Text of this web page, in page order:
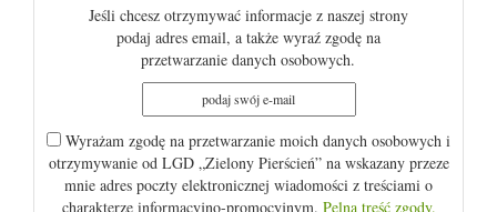
Jeśli chcesz otrzymywać informacje z naszej strony
podaj adres email, a także wyraź zgodę na
przetwarzanie danych osobowych.
Wyrażam zgodę na przetwarzanie moich danych osobowych i
otrzymywanie od LGD „Zielony Pierścień” na wskazany przeze
mnie adres poczty elektronicznej wiadomości z treściami o
charakterze informacyjno-promocyjnym. Pelna treść zgody.